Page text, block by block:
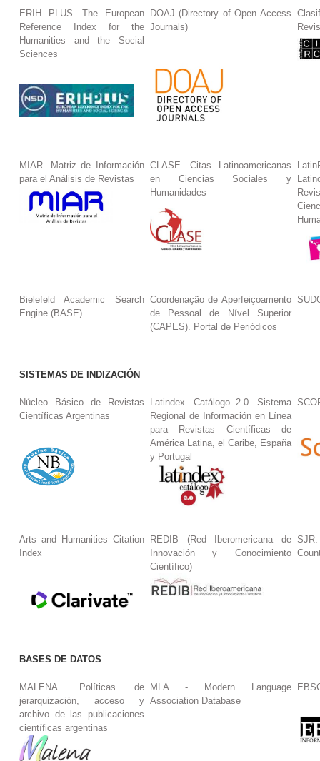
ERIH PLUS. The European
Reference Index for the
Humanities and the Social
Sciences
DOAJ (Directory of Open Access
Journals)
MIAR. Matriz de Información
para el Análisis de Revistas
CLASE. Citas Latinoamericanas
en Ciencias Sociales y
Humanidades
Bielefeld Academic Search
Engine (BASE)
Coordenação de Aperfeiçoamento
de Pessoal de Nível Superior
(CAPES). Portal de Periódicos
SISTEMAS DE INDIZACIÓN
Núcleo Básico de Revistas
Científicas Argentinas
Latindex. Catálogo 2.0. Sistema
Regional de Información en Línea
para Revistas Científicas de
América Latina, el Caribe, España
y Portugal
Arts and Humanities Citation
Index
REDIB (Red Iberomericana de
Innovación y Conocimiento
Científico)
BASES DE DATOS
MALENA. Políticas de
jerarquización, acceso y
archivo de las publicaciones
científicas argentinas
MLA - Modern Language
Association Database